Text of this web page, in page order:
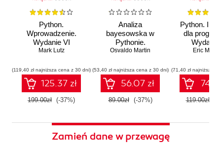
Python.
Wprowadzenie.
Wydanie VI
Mark Lutz
(119,40 zł najniższa cena z 30 dni)
125.37 zł
199.00zł (-37%)
Analiza
bayesowska w
Pythonie.
Praktyczny
modelowaniu
probabilistycznym.
Wydanie III
Osvaldo Martin
(53,40 zł najniższa cena z 30 dni)
56.07 zł
89.00zł (-37%)
Python.
dla
Wydanie
Eric
(71,40 zł najniższa
119.00zł
Zamień dane w przewagę